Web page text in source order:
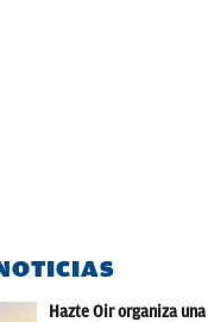
Hazte Oir organiza una